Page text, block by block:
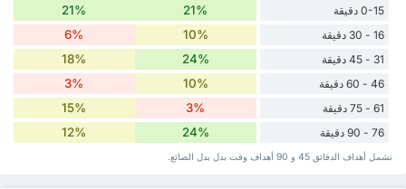
0-15 دقيقة
21%
21%
16 - 30 دقيقة 10%
6%
31 - 45 دقيقة 24%
18%
46 - 60 دقيقة 10%
3%
61 - 75 دقيقة 3%
15%
76 - 90 دقيقة 24%
12%
تشمل أهداف الدقائق 45 و 90 أهداف وقت ‏بدل ‏بدل الضائع.